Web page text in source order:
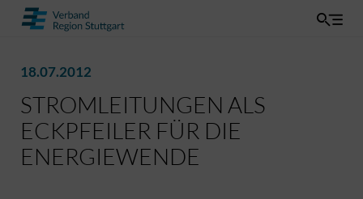
18.07.2012
STROMLEITUNGEN ALS
ECKPFEILER FÜR DIE
ENERGIEWENDE